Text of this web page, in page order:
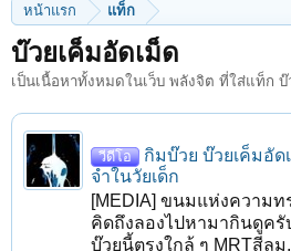
หน้าแรก แท็ก
บ๊วยเค็มอัดเม็ด
เป็นเนื้อหาทั้งหมดในเว็บ พลังจิต ที่ใส่แท็ก บ๊
วีดีโอ
กิมบ๊วย บ๊วยเค็มอั
จำในวัยเด็ก
[MEDIA] ขนมแห่งความท
คิดถึงลองไปหามากินดูค
บ๊วยนี้ตรงใกล้ ๆ MRTสีลม